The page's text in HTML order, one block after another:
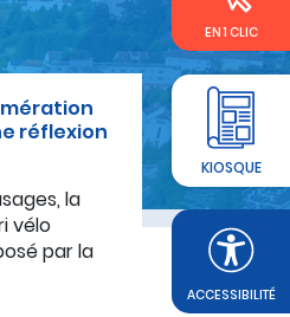
ACCESSIBILITÉ
EN 1 CLIC
KIOSQUE
réflexion
la
vélo
par la